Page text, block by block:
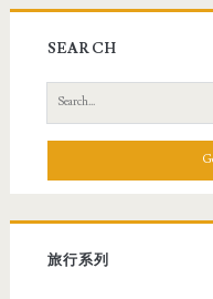
SEARCH
e
h
f
旅行系列